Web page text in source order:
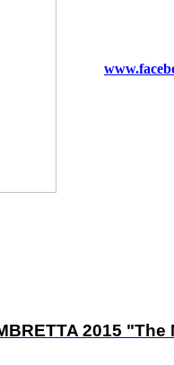
2015 "The